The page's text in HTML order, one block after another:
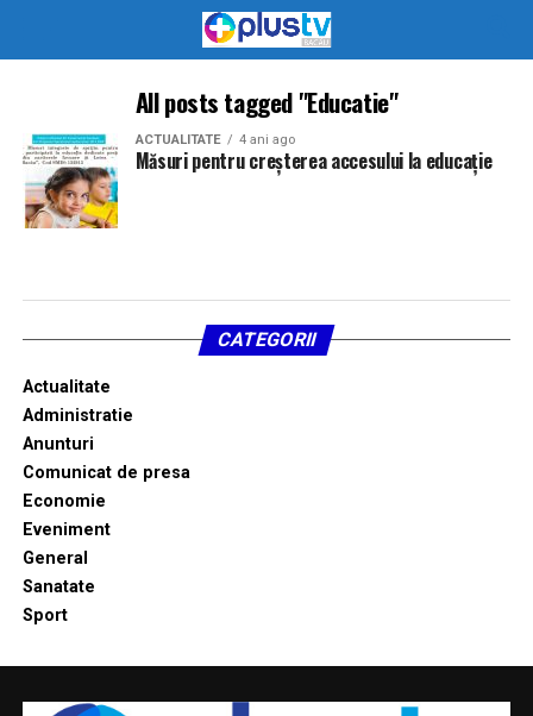
All posts tagged "Educatie"
ACTUALITATE 4 ani ago
Măsuri pentru creșterea accesului la educație
CATEGORII
Actualitate
Administratie
Anunturi
Comunicat de presa
Economie
Eveniment
General
Sanatate
Sport